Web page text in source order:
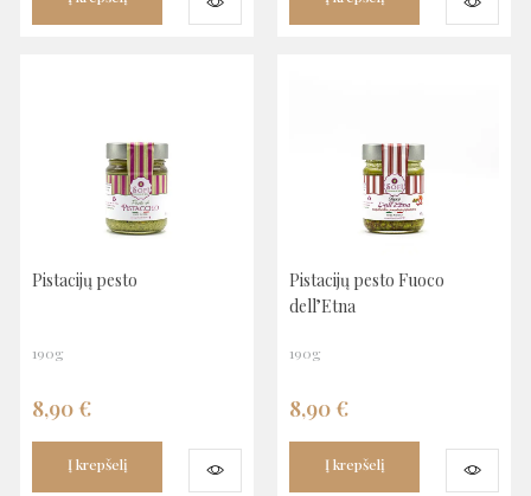
Pistacijų pesto
190g
8,90 €
Į krepšelį
Pistacijų pesto Fuoco
dell’Etna
190g
8,90 €
Į krepšelį